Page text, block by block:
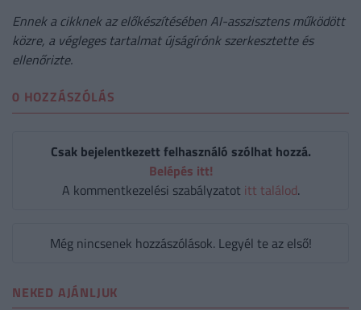
Ennek a cikknek az előkészítésében AI-asszisztens működött
közre, a végleges tartalmat újságírónk szerkesztette és
ellenőrizte.
0 HOZZÁSZÓLÁS
Csak bejelentkezett felhasználó szólhat hozzá.
Belépés itt!
A kommentkezelési szabályzatot itt találod.
Még nincsenek hozzászólások. Legyél te az első!
NEKED AJÁNLJUK